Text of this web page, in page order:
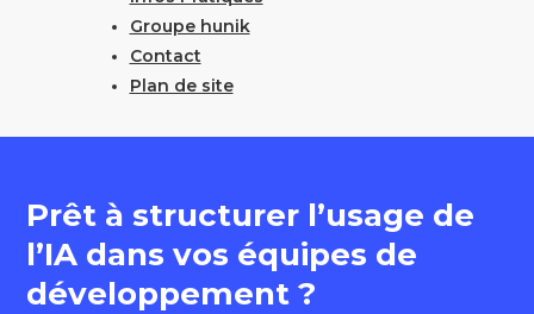
Groupe hunik
Contact
Plan de site
Prêt à structurer l’usage de
l’IA dans vos équipes de
développement ?